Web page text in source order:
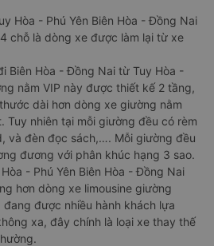
Hòa - Phú Yên Biên Hòa - Đồng Nai
chỗ là dòng xe được làm lại từ xe
Biên Hòa - Đồng Nai từ Tuy Hòa -
nằm VIP này được thiết kế 2 tầng,
dài hơn dòng xe giường nằm
Tuy nhiên tại mỗi giường đều có rèm
và đèn đọc sách,…. Mỗi giường đều
đương với phân khúc hạng 3 sao.
- Phú Yên Biên Hòa - Đồng Nai
hơn dòng xe limousine giường
được nhiều hành khách lựa
xa, đây chính là loại xe thay thế